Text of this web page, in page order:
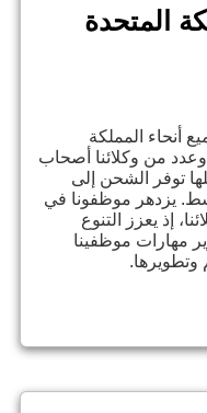
المتحدة
أنحاء المملكة
وعدد من وكلائنا أصحاب
توفر الشحن إلى
يزدهر موظفونا في
إذ يعزز التنوع
مهارات موظفينا
وتطويرها.